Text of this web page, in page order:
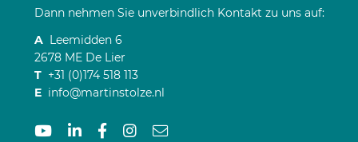
Dann nehmen Sie unverbindlich Kontakt zu uns auf:
ALeemidden 6
2678 ME De Lier
T+31 (0)174 518 113
Einfo@martinstolze.nl